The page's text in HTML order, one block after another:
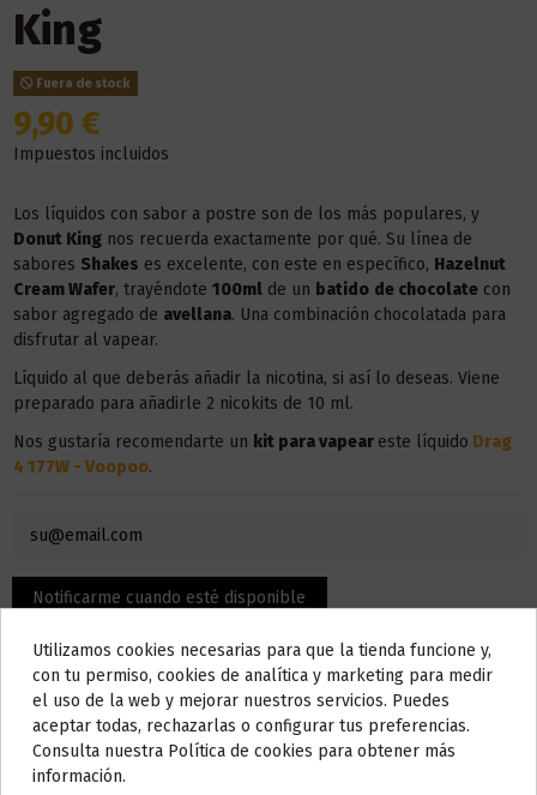
King
Fuera de stock
9,90 €
Impuestos incluidos
Los líquidos con sabor a postre son de los más populares, y
Donut Kingnos recuerda exactamente por qué. Su línea de
sabores Shakes es excelente, con este en específico, Hazelnut
Cream Wafer, trayéndote 100mlde un batido de chocolatecon
sabor agregado de avellana. Una combinación chocolatada para
disfrutar al vapear.
Líquido al que deberás añadir la nicotina, si así lo deseas. Viene
preparado para añadirle 2 nicokits de 10 ml.
Nos gustaría recomendarte un kit para vapear este líquido Drag
4 177W - Voopoo.
Do not show again.
AVISO IMPORTANTE
Nos tomamos unos días
Utilizamos cookies necesarias para que la tienda funcione y,
con tu permiso, cookies de analítica y marketing para medir
el uso de la web y mejorar nuestros servicios. Puedes
aceptar todas, rechazarlas o configurar tus preferencias.
Consulta nuestra Política de cookies para obtener más
información.